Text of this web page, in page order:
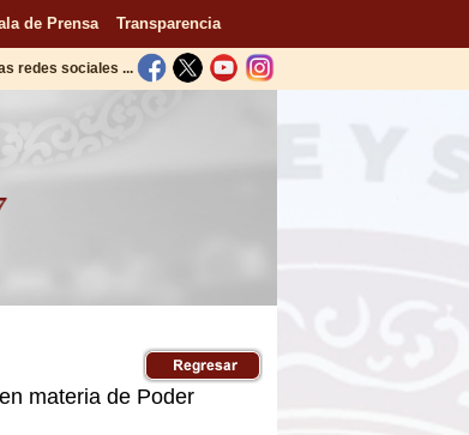
de Prensa Transparencia
redes sociales ...
materia de Poder